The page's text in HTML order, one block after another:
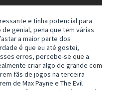
e tinha potencial para
genial, pena que tem várias
a maior parte dos
é que eu até gostei,
erros, percebe-se que a
criar algo de grande com
fãs de jogos na terceira
de Max Payne e The Evil